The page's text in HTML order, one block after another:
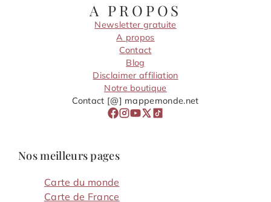
A PROPOS
Newsletter gratuite
A propos
Contact
Blog
Disclaimer affiliation
Notre boutique
Contact [@] mappemonde.net
Nos meilleurs pages
Carte du monde
Carte de France